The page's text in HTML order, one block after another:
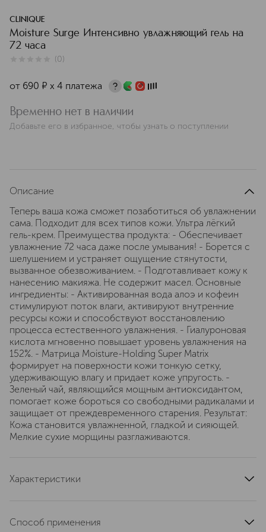
CLINIQUE
Moisture Surge Интенсивно увлажняющий гель на
72 часа
(0)
от 690 ¤ х 4 платежа
Временно нет в наличии
Добавьте его в избранное, чтобы узнать о поступлении
Описание
Теперь ваша кожа сможет позаботиться об увлажнении
сама. Подходит для всех типов кожи. Ультра лёгкий
гель-крем. Преимущества продукта: - Обеспечивает
увлажнение 72 часа даже после умывания! - Борется с
шелушением и устраняет ощущение стянутости,
вызванное обезвоживанием. - Подготавливает кожу к
нанесению макияжа. Не содержит масел. Основные
ингредиенты: - Активированная вода алоэ и кофеин
стимулируют поток влаги, активируют внутренние
ресурсы кожи и способствуют восстановлению
процесса естественного увлажнения. - Гиалуроновая
кислота мгновенно повышает уровень увлажнения на
152%. - Матрица Moisture-Holding Super Matrix
формирует на поверхности кожи тонкую сетку,
удерживающую влагу и придает коже упругость. -
Зеленый чай, являющийся мощным антиоксидантом,
помогает коже бороться со свободными радикалами и
защищает от преждевременного старения. Результат:
Кожа становится увлажненной, гладкой и сияющей.
Мелкие сухие морщины разглаживаются.
Характеристики
Способ применения